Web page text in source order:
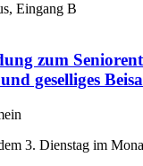
Eingang B
zum
geselliges
3. Dienstag im